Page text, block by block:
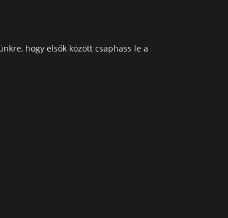
hogy elsők között csaphass le a